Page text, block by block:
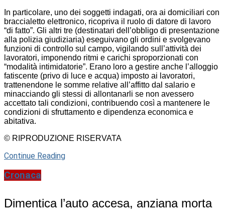
In particolare, uno dei soggetti indagati, ora ai domiciliari con
braccialetto elettronico, ricopriva il ruolo di datore di lavoro
“di fatto”. Gli altri tre (destinatari dell’obbligo di presentazione
alla polizia giudiziaria) eseguivano gli ordini e svolgevano
funzioni di controllo sul campo, vigilando sull’attività dei
lavoratori, imponendo ritmi e carichi sproporzionati con
“modalità intimidatorie”. Erano loro a gestire anche l’alloggio
fatiscente (privo di luce e acqua) imposto ai lavoratori,
trattenendone le somme relative all’affitto dal salario e
minacciando gli stessi di allontanarli se non avessero
accettato tali condizioni, contribuendo così a mantenere le
condizioni di sfruttamento e dipendenza economica e
abitativa.
© RIPRODUZIONE RISERVATA
Continue Reading
Cronaca
Dimentica l’auto accesa, anziana morta